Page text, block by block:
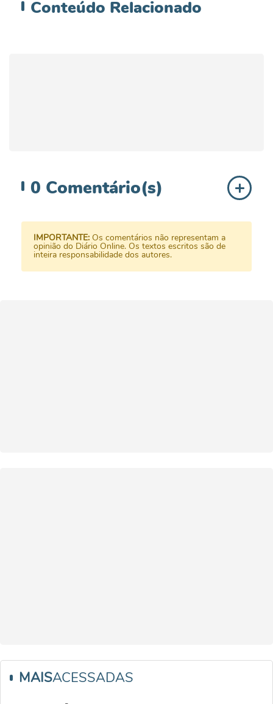
Conteúdo Relacionado
0 Comentário(s)
IMPORTANTE: Os comentários não representam a
opinião do Diário Online. Os textos escritos são de
inteira responsabilidade dos autores.
MAISACESSADAS